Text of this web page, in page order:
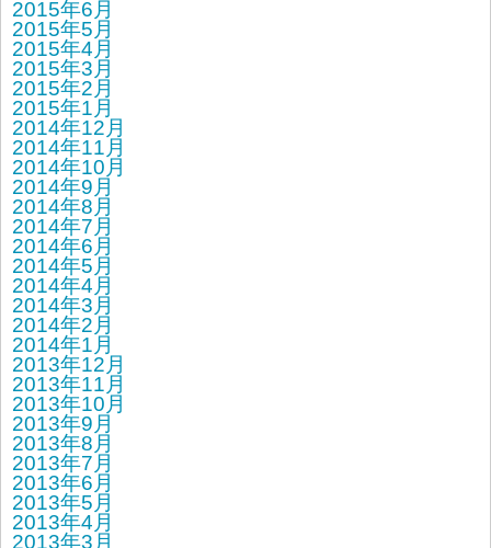
2015年6月
2015年5月
2015年4月
2015年3月
2015年2月
2015年1月
2014年12月
2014年11月
2014年10月
2014年9月
2014年8月
2014年7月
2014年6月
2014年5月
2014年4月
2014年3月
2014年2月
2014年1月
2013年12月
2013年11月
2013年10月
2013年9月
2013年8月
2013年7月
2013年6月
2013年5月
2013年4月
2013年3月